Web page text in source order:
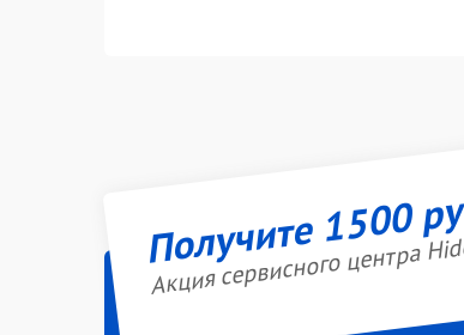
Получите 1500
Акция сервисного центра